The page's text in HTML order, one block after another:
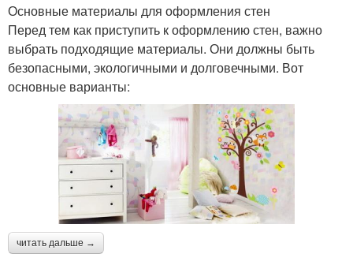
Основные материалы для оформления стен
Перед тем как приступить к оформлению стен, важно
выбрать подходящие материалы. Они должны быть
безопасными, экологичными и долговечными. Вот
основные варианты:
читать дальше →